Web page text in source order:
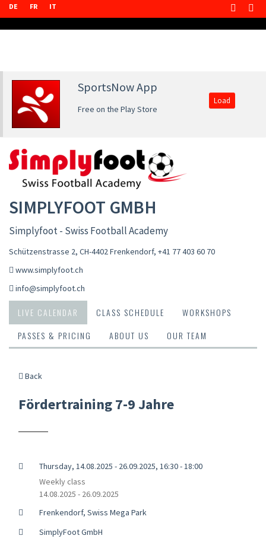
DE FR IT
SportsNow App
Free on the Play Store
Load
SIMPLYFOOT GMBH
Simplyfoot - Swiss Football Academy
Schützenstrasse 2, CH-4402 Frenkendorf, +41 77 403 60 70
www.simplyfoot.ch
info@simplyfoot.ch
LIVE CALENDAR CLASS SCHEDULE
WORKSHOPS
PASSES & PRICING
ABOUT US OUR TEAM
Back
Fördertraining 7-9 Jahre
Thursday, 14.08.2025 - 26.09.2025, 16:30 - 18:00
Weekly class
14.08.2025 - 26.09.2025
Frenkendorf, Swiss Mega Park
SimplyFoot GmbH